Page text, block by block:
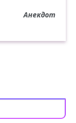
Анекдот